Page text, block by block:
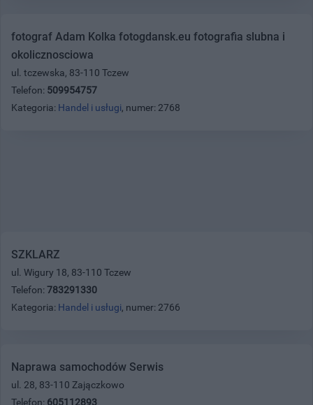
fotograf Adam Kolka fotogdansk.eu fotografia slubna i
okolicznosciowa
ul. tczewska, 83-110 Tczew
Telefon: 509954757
Kategoria: Handel i usługi, numer: 2768
SZKLARZ
ul. Wigury 18, 83-110 Tczew
Telefon: 783291330
Kategoria: Handel i usługi, numer: 2766
Naprawa samochodów Serwis
ul. 28, 83-110 Zajączkowo
Telefon: 605112893